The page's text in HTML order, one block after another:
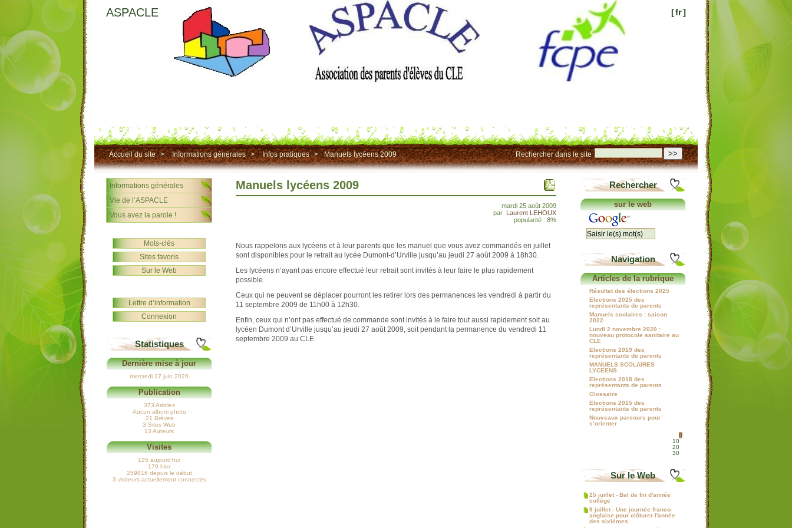
[fr]
ASPACLE
>>
Rechercher dans le site
Accueil du site > Informations générales > Infos pratiques > Manuels lycéens 2009
Manuels lycéens 2009
mardi 25 août 2009
par Laurent LEHOUX
popularité : 8%
Nous rappelons aux lycéens et à leur parents que les manuel que vous avez commandés en juillet
sont disponibles pour le retrait au lycée Dumont-d’Urville jusqu’au jeudi 27 août 2009 à 18h30.
Les lycéens n’ayant pas encore effectué leur retrait sont invités à leur faire le plus rapidement
possible.
Ceux qui ne peuvent se déplacer pourront les retirer lors des permanences les vendredi à partir du
11 septembre 2009 de 11h00 à 12h30.
Enfin, ceux qui n’ont pas effectué de commande sont invités à le faire tout aussi rapidement soit au
lycéen Dumont d’Urville jusqu’au jeudi 27 août 2009, soit pendant la permanence du vendredi 11
septembre 2009 au CLE.
Informations générales
Vie de l’ASPACLE
Vous avez la parole !
Mots-clés
Sites favoris
Sur le Web
Lettre d’information
Connexion
Statistiques
Dernière mise à jour
mercredi 17 juin 2026
Publication
373 Articles
Aucun album photo
21 Brèves
3 Sites Web
13 Auteurs
Visites
125 aujourd’hui
179 hier
259816 depuis le début
3 visiteurs actuellement connectés
Rechercher
sur le web
Navigation
Articles de la rubrique
Résultat des élections 2025
Elections 2025 des
représentants de parents
Manuels scolaires : saison
2022
Lundi 2 novembre 2020 :
nouveau protocole sanitaire au
CLE
Elections 2019 des
représentants de parents
MANUELS SCOLAIRES
LYCEENS
Elections 2018 des
représentants de parents
Glossaire
Elections 2015 des
représentants de parents
Nouveaux parcours pour
s’orienter
0
10
20
30
Sur le Web
25 juillet - Bal de fin d'année
collège
9 juillet - Une journée franco-
anglaise pour clôturer l'année
des sixièmes